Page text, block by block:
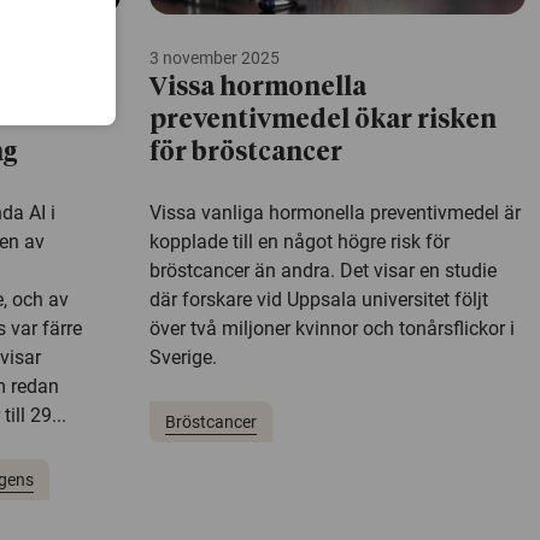
AI i
av
och av
var färre
redan
29...
3 november 2025
Vissa hormonella
preventivmedel ökar risken
för bröstcancer
Vissa vanliga hormonella preventivmedel är
kopplade till en något högre risk för
bröstcancer än andra. Det visar en studie
där forskare vid Uppsala universitet följt
över två miljoner kvinnor och tonårsflickor i
Sverige.
Bröstcancer